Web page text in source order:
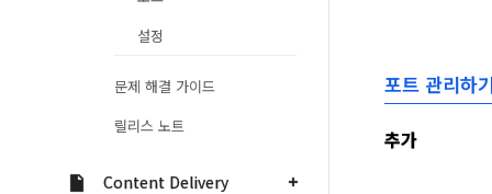
설정
문제 해결 가이드
릴리스 노트
Content Delivery
포트 관리하
추가